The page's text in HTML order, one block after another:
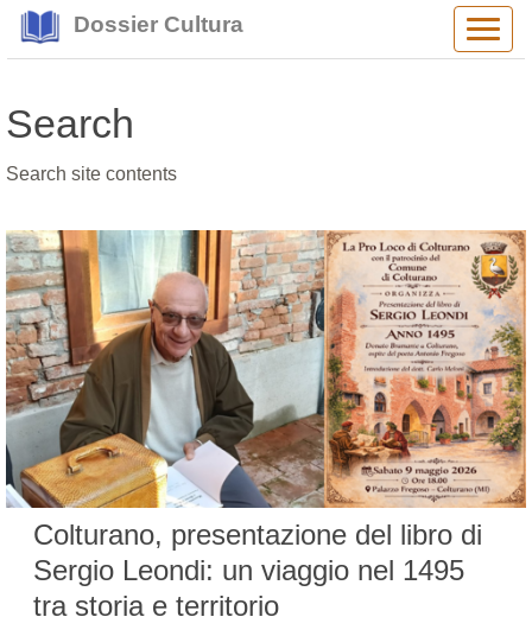
Dossier Cultura
Search
Search site contents
Colturano, presentazione del libro di
Sergio Leondi: un viaggio nel 1495
tra storia e territorio